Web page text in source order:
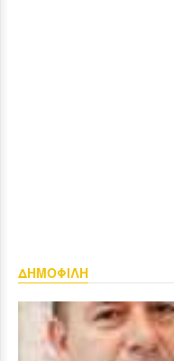
ΔΗΜΟΦΙΛΗ